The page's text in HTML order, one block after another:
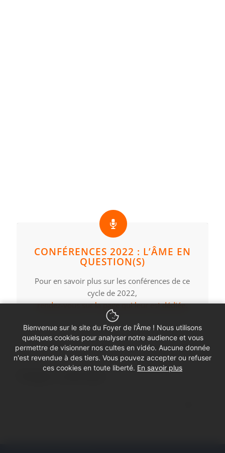
CONFÉRENCES 2022 : L’ÂME EN
QUESTION(S)
Pour en savoir plus sur les conférences de ce
cycle de 2022,
rendez-vous sur la page qui leur est dédiée.
Bienvenue sur le site du Foyer de l'Âme ! Nous utilisons
quelques cookies pour analyser notre audience et vous
permettre de visionner nos cultes en vidéo. Aucune donnée
n'est revendue à des tiers. Vous pouvez accepter ou refuser
ces cookies en toute liberté. En savoir plus